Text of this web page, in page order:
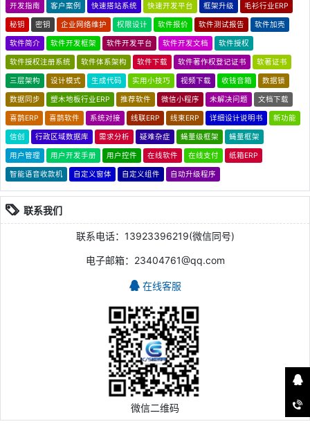
开发指南 客户案例 快速搭站系统 快速开发平台 框架升级 毛衫行业ERP
秘钥 密钥 企业网络维护 权限设计 软件报价 软件测试报告 软件加壳
软件简介 软件开发框架 软件开发平台 软件开发文档 软件授权
软件授权注册系统 软件体系架构 软件下载 软件著作权登记证书 软著证书
三层架构 设计模式 生成代码 实用小技巧 视频下载 收钱音箱 数据锁
数据同步 塑木地板行业ERP 推荐软件 微信小程序 未解决问题 文档下载
喜鹊ERP 喜鹊软件 系统对接 线联ERP 线束ERP 详细设计说明书 新功能
信创 行政区域数据库 需求分析 疑难杂症 蝇量级框架 蝇量框架
用户管理 用户开发手册 用户控件 在线软件 在线支付 纸箱ERP
智能语音收款机 自定义窗体 自定义组件 自动升级程序
联系我们
联系电话：13923396219(微信同号)
电子邮箱：23404761@qq.com
在线客服
微信二维码